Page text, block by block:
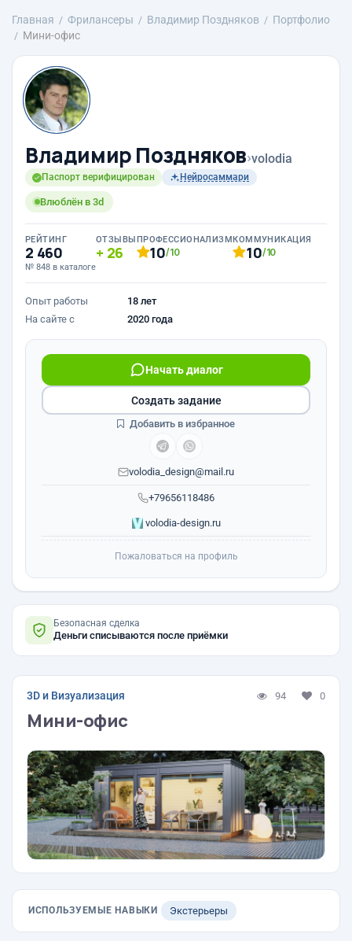
Главная Фрилансеры Владимир Поздняков
Портфолио
Мини-офис
Владимир Поздняков›volodia
Паспорт верифицирован Нейросаммари
Влюблён в 3d
РЕЙТИНГ
2 460
№ 848 в каталоге
ОТЗЫВЫ
26
ПРОФЕССИОНАЛИЗМ
10/10
КОММУНИКАЦИЯ
10/10
Опыт работы
18 лет
На сайте с
2020 года
+79656118486
Начать диалог
volodia_design@mail.ru
volodia-design.ru
Создать задание
Добавить в избранное
Пожаловаться на профиль
Безопасная сделка
Деньги списываются после приёмки
3D и Визуализация 94 0
Мини-офис
ИСПОЛЬЗУЕМЫЕ НАВЫКИ Экстерьеры